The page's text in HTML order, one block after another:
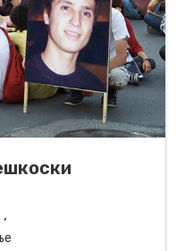
,